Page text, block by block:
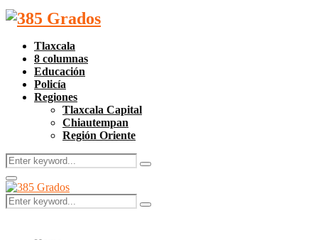
Facebook
Twitter
Instagram
Pinterest
Google
Youtube
Tlaxcala
8 columnas
Educación
Policía
Regiones
Tlaxcala Capital
Chiautempan
Región Oriente
Search
for:
Search
Facebook
Twitter
Instagram
Pinterest
Google
Youtube
Primary
Menu
Search
for:
Search